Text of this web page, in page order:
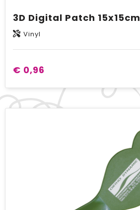
3D Digital Patch 15x15cm
Vinyl
€ 0,96